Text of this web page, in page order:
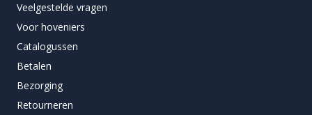
Veelgestelde vragen
Voor hoveniers
Catalogussen
Betalen
Bezorging
Retourneren